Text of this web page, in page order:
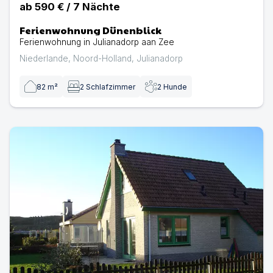
ab 590 € / 7 Nächte
Ferienwohnung Dünenblick
Ferienwohnung in Julianadorp aan Zee
Niederlande, Noord-Holland, Julianadorp
82 m² 2 Schlafzimmer 2 Hunde
Eingezäuntes Ferienhaus vom Typ Strandperle mit